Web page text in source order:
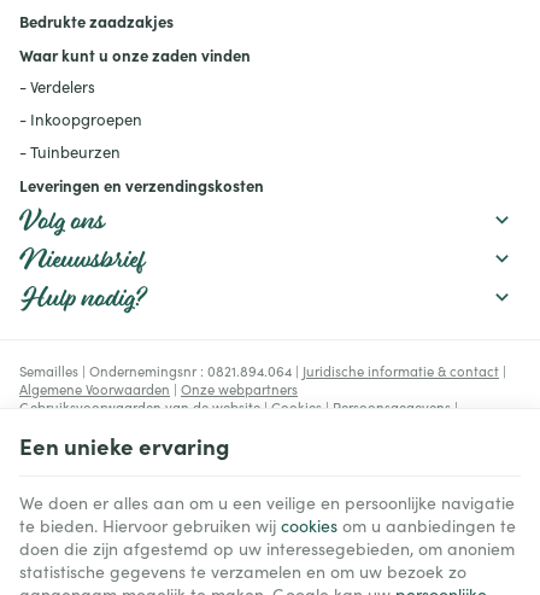
Bedrukte zaadzakjes
Waar kunt u onze zaden vinden
- Verdelers
- Inkoopgroepen
- Tuinbeurzen
Leveringen en verzendingskosten
Volg ons
Nieuwsbrief
Hulp nodig?
Semailles | Ondernemingsnr : 0821.894.064 | Juridische informatie & contact |
Algemene Voorwaarden | Onze webpartners
Gebruiksvoorwaarden van de website | Cookies | Persoonsgegevens |
© Copyright 2023-2026 -E-net Business
handelaars, zelfstandigen & Kmo's.
Een unieke ervaring
We doen er alles aan om u een veilige en persoonlijke navigatie
te bieden. Hiervoor gebruiken wij cookies om u aanbiedingen te
doen die zijn afgestemd op uw interessegebieden, om anoniem
statistische gegevens te verzamelen en om uw bezoek zo